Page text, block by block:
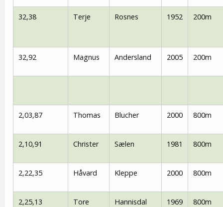
32,38 Terje Rosnes 1952 200m
32,92 Magnus Andersland 2005 200m
2,03,87 Thomas Blucher 2000 800m
2,10,91 Christer Sælen 1981 800m
2,22,35 Håvard Kleppe 2000 800m
2,25,13 Tore Hannisdal 1969 800m